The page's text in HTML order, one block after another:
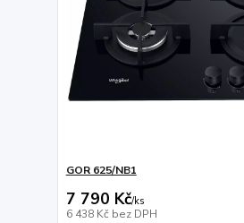
GOR 625/NB1
7 790 Kč/ks
6 438 Kč bez DPH